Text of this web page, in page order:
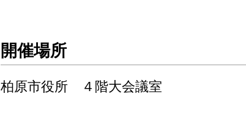
開催場所
柏原市役所 ４階大会議室